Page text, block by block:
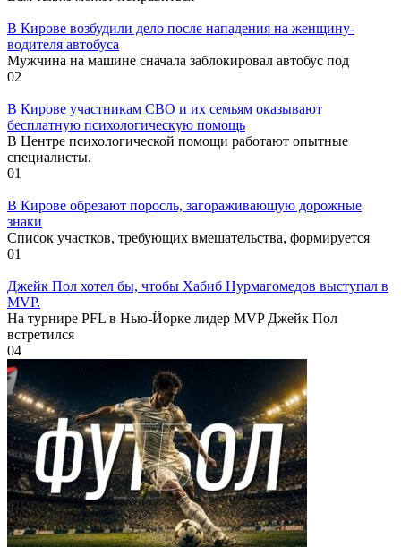
В Кирове возбудили дело после нападения на женщину-
водителя автобуса
Мужчина на машине сначала заблокировал автобус под
02
В Кирове участникам СВО и их семьям оказывают
бесплатную психологическую помощь
В Центре психологической помощи работают опытные
специалисты.
01
В Кирове обрезают поросль, загораживающую дорожные
знаки
Список участков, требующих вмешательства, формируется
01
Джейк Пол хотел бы, чтобы Хабиб Нурмагомедов выступал в
MVP.
На турнире PFL в Нью-Йорке лидер MVP Джейк Пол
встретился
04